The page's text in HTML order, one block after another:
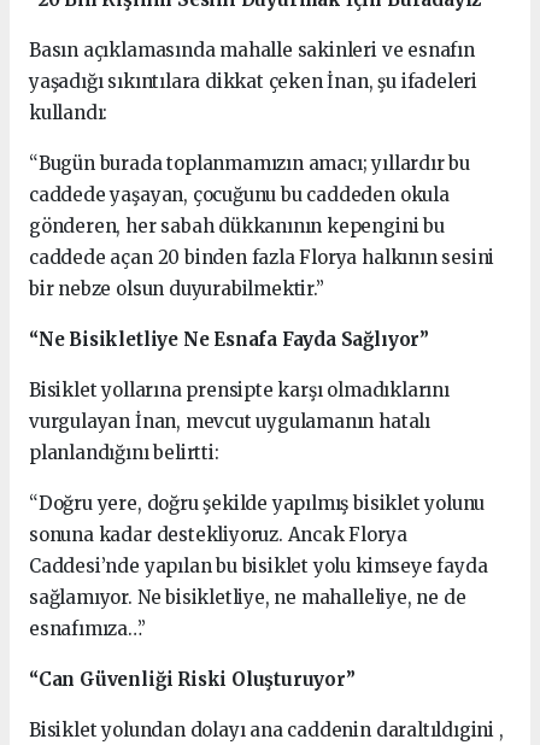
Basın açıklamasında mahalle sakinleri ve esnafın
yaşadığı sıkıntılara dikkat çeken İnan, şu ifadeleri
kullandı:
“Bugün burada toplanmamızın amacı; yıllardır bu
caddede yaşayan, çocuğunu bu caddeden okula
gönderen, her sabah dükkanının kepengini bu
caddede açan 20 binden fazla Florya halkının sesini
bir nebze olsun duyurabilmektir.”
“Ne Bisikletliye Ne Esnafa Fayda Sağlıyor”
Bisiklet yollarına prensipte karşı olmadıklarını
vurgulayan İnan, mevcut uygulamanın hatalı
planlandığını belirtti:
“Doğru yere, doğru şekilde yapılmış bisiklet yolunu
sonuna kadar destekliyoruz. Ancak Florya
Caddesi’nde yapılan bu bisiklet yolu kimseye fayda
sağlamıyor. Ne bisikletliye, ne mahalleliye, ne de
esnafımıza…”
“Can Güvenliği Riski Oluşturuyor”
Bisiklet yolundan dolayı ana caddenin daraltıldıgini ,